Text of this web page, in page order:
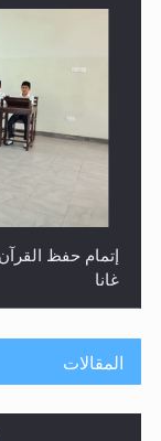
إتمام حفظ
غانا
المقالات